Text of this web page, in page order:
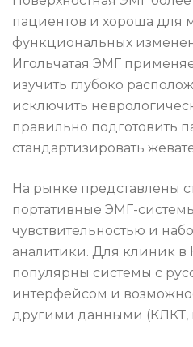
пациентов и хороша для
функциональных
Игольчатая ЭМГ
изучить глубоко
исключить
правильно подготовить
стандартизировать
На рынке представлены
портативные ЭМГ-
чувствительностью и
аналитики. Для клиник в
популярны системы с
интерфейсом и
другими данными (КЛКТ,